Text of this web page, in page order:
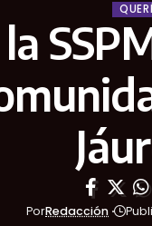
PorRedacción